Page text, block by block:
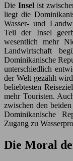
Die Insel ist
liegt die
Wasser- und
Teil der Insel
wesentlich mehr
Landwirtschaft
Dominikanische
unterschiedlich
der Welt gezählt
beliebtesten
mehr Touristen.
zwischen den
Dominikanische
Zugang zu
Die Moral